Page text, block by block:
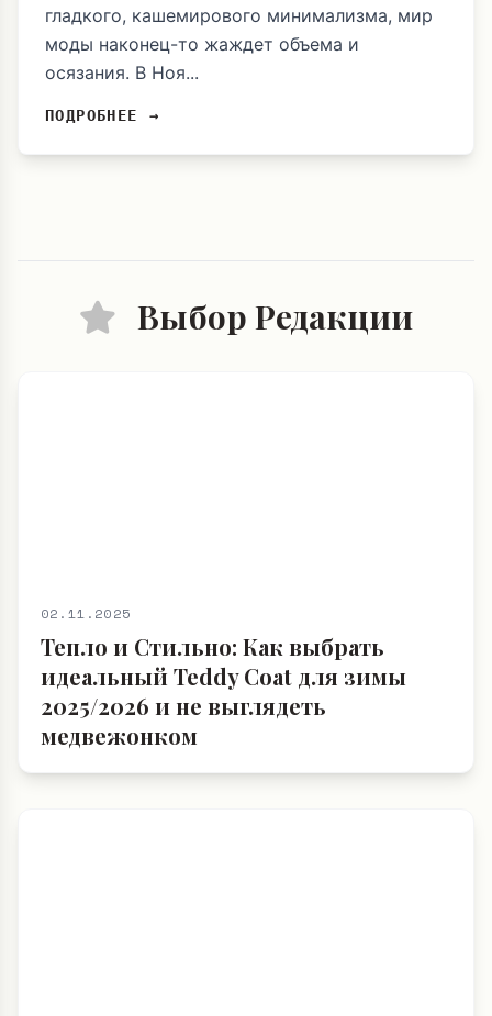
гладкого, кашемирового минимализма, мир
моды наконец-то жаждет объема и
осязания. В Ноя...
ПОДРОБНЕЕ →
Выбор Редакции
02.11.2025
Тепло и Стильно: Как выбрать
идеальный Teddy Coat для зимы
2025/2026 и не выглядеть
медвежонком